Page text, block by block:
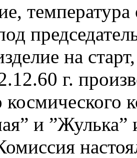
на
г.
и ”Жулька”